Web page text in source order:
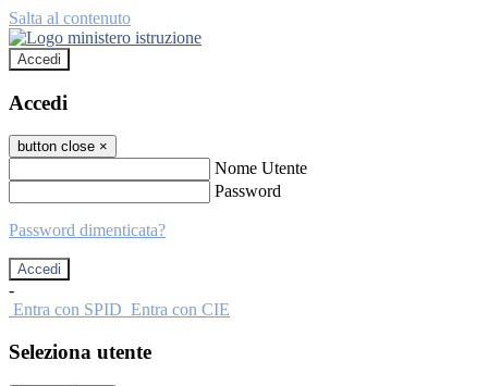
Salta al contenuto
Accedi
Accedi
button close ×
Nome Utente
Password
Password dimenticata?
-
Entra con SPID Entra con CIE
Seleziona utente